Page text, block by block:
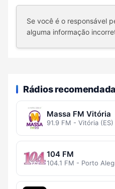
Se você é o responsável
alguma informação
Rádios
Massa FM Vitória
91.9 FM - Vitória (ES)
104 FM
104.1 FM - Porto